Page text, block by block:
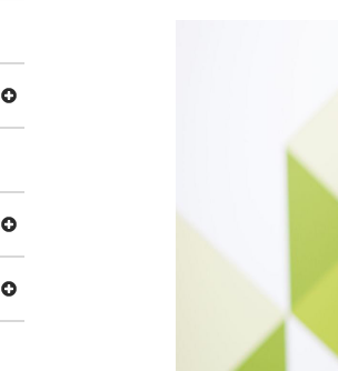
Avaa valikko Häiriötilanteisiin varautuminen
Avaa valikko Tarinoita kaupan alalta
Avaa valikko Ajankohtaista Kaupan liitossa